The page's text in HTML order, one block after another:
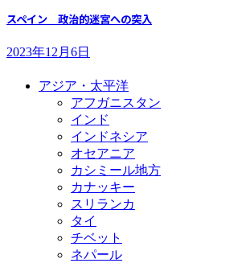
スペイン 政治的迷宮への突入
2023年12月6日
アジア・太平洋
アフガニスタン
インド
インドネシア
オセアニア
カシミール地方
カナッキー
スリランカ
タイ
チベット
ネパール